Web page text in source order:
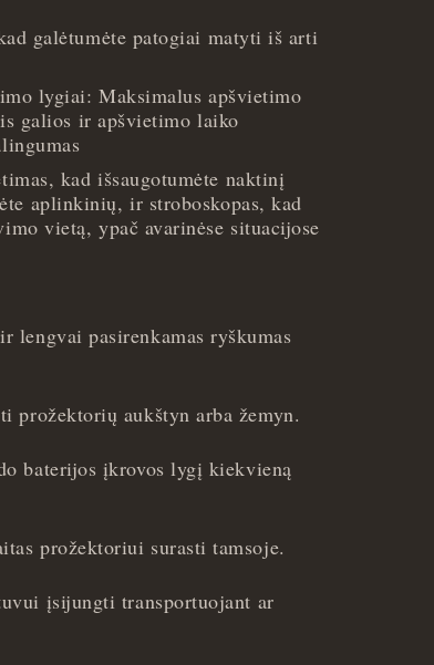
galėtumėte patogiai matyti iš arti
lygiai: Maksimalus apšvietimo
galios ir apšvietimo laiko
kad išsaugotumėte naktinį
aplinkinių, ir stroboskopas, kad
vietą, ypač avarinėse situacijose
lengvai pasirenkamas ryškumas
prožektorių aukštyn arba žemyn.
baterijos įkrovos lygį kiekvieną
prožektoriui surasti tamsoje.
įsijungti transportuojant ar